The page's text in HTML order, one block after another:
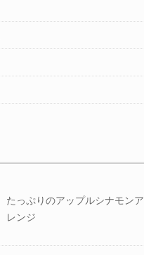
たっぷりのアップルシナモンア
レンジ